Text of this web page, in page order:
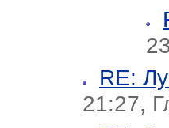
RE:
21:27,